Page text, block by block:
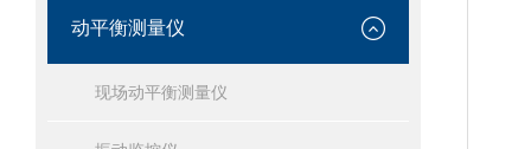
动平衡测量仪
现场动平衡测量仪